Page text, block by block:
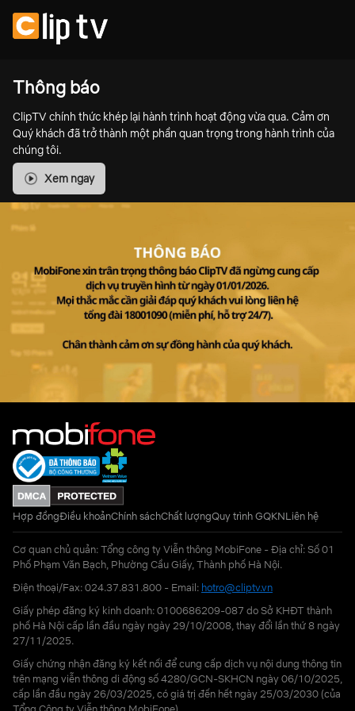
Thông báo
ClipTV chính thức khép lại hành trình hoạt động vừa qua. Cảm ơn
Quý khách đã trở thành một phần quan trọng trong hành trình của
chúng tôi.
Xem ngay
Hợp đồngĐiều khoảnChính sáchChất lượngQuy trình GQKNLiên hệ
Cơ quan chủ quản: Tổng công ty Viễn thông MobiFone - Địa chỉ: Số 01
Phố Phạm Văn Bạch, Phường Cầu Giấy, Thành phố Hà Nội.
Điện thoại/Fax: 024.37.831.800 - Email: hotro@cliptv.vn
Giấy phép đăng ký kinh doanh: 0100686209-087 do Sở KHĐT thành
phố Hà Nội cấp lần đầu ngày ngày 29/10/2008, thay đổi lần thứ 8 ngày
27/11/2025.
Giấy chứng nhận đăng ký kết nối để cung cấp dịch vụ nội dung thông tin
trên mạng viễn thông di động số 4280/GCN-SKHCN ngày 06/10/2025,
cấp lần đầu ngày 26/03/2025, có giá trị đến hết ngày 25/03/2030 (của